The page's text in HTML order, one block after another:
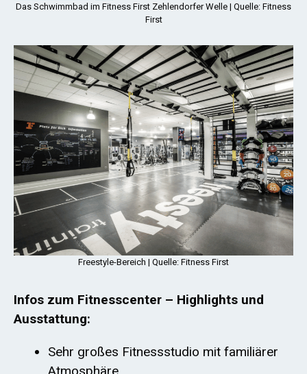
Das Schwimmbad im Fitness First Zehlendorfer Welle | Quelle: Fitness
First
Freestyle-Bereich | Quelle: Fitness First
Infos zum Fitnesscenter – Highlights und
Ausstattung:
Sehr großes Fitnessstudio mit familiärer